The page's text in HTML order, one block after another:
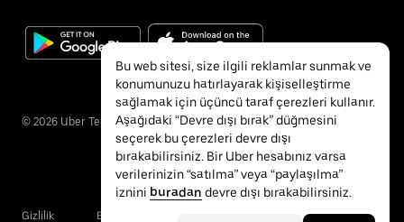
© 2026 Uber Technologies Inc.
Gizlilik Erişilebilirlik
Bu web sitesi, size ilgili reklamlar sunmak ve
konumunuzu hatırlayarak kişiselleştirme
sağlamak için üçüncü taraf çerezleri kullanır.
Aşağıdaki “Devre dışı bırak” düğmesini
seçerek bu çerezleri devre dışı
bırakabilirsiniz. Bir Uber hesabınız varsa
verilerinizin “satılma” veya “paylaşılma”
iznini buradan devre dışı bırakabilirsiniz.